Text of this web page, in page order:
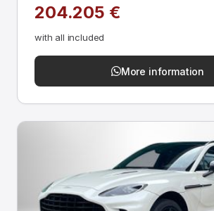
204.205 €
with all included
More information